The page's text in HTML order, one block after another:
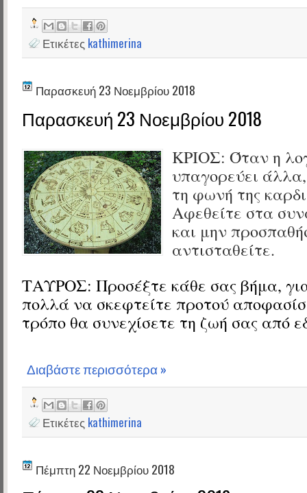
Ετικέτες kathimerina
Παρασκευή 23 Νοεμβρίου 2018
Παρασκευή 23 Νοεμβρίου 2018
ΚΡΙΟΣ: Όταν η
υπαγορεύει
τη φωνή της
Αφεθείτε στα
και μην
αντισταθείτε.
ΤΑΥΡΟΣ: Προσέξτε κάθε σας βήμα,
πολλά να σκεφτείτε προτού
τρόπο θα συνεχίσετε τη ζωή σας από
Διαβάστε περισσότερα »
Ετικέτες kathimerina
Πέμπτη 22 Νοεμβρίου 2018